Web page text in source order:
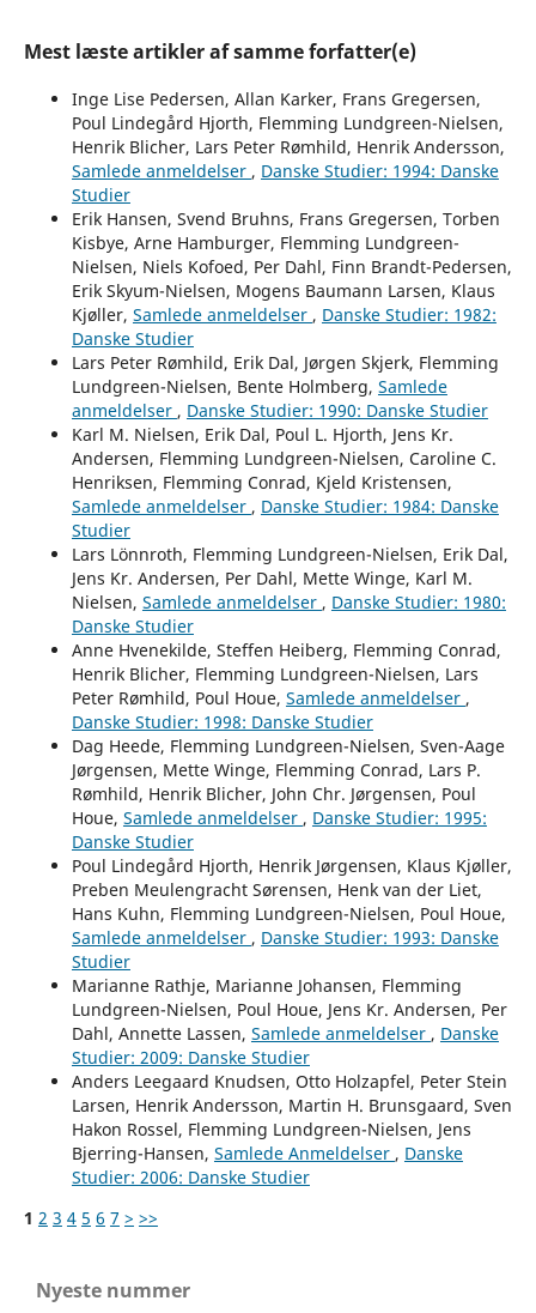
Mest læste artikler af samme forfatter(e)
Inge Lise Pedersen, Allan Karker, Frans Gregersen,
Poul Lindegård Hjorth, Flemming Lundgreen-Nielsen,
Henrik Blicher, Lars Peter Rømhild, Henrik Andersson,
Samlede anmeldelser , Danske Studier: 1994: Danske
Studier
Erik Hansen, Svend Bruhns, Frans Gregersen, Torben
Kisbye, Arne Hamburger, Flemming Lundgreen-
Nielsen, Niels Kofoed, Per Dahl, Finn Brandt-Pedersen,
Erik Skyum-Nielsen, Mogens Baumann Larsen, Klaus
Kjøller, Samlede anmeldelser , Danske Studier: 1982:
Danske Studier
Lars Peter Rømhild, Erik Dal, Jørgen Skjerk, Flemming
Lundgreen-Nielsen, Bente Holmberg, Samlede
anmeldelser , Danske Studier: 1990: Danske Studier
Karl M. Nielsen, Erik Dal, Poul L. Hjorth, Jens Kr.
Andersen, Flemming Lundgreen-Nielsen, Caroline C.
Henriksen, Flemming Conrad, Kjeld Kristensen,
Samlede anmeldelser , Danske Studier: 1984: Danske
Studier
Lars Lönnroth, Flemming Lundgreen-Nielsen, Erik Dal,
Jens Kr. Andersen, Per Dahl, Mette Winge, Karl M.
Nielsen, Samlede anmeldelser , Danske Studier: 1980:
Danske Studier
Anne Hvenekilde, Steffen Heiberg, Flemming Conrad,
Henrik Blicher, Flemming Lundgreen-Nielsen, Lars
Peter Rømhild, Poul Houe, Samlede anmeldelser ,
Danske Studier: 1998: Danske Studier
Dag Heede, Flemming Lundgreen-Nielsen, Sven-Aage
Jørgensen, Mette Winge, Flemming Conrad, Lars P.
Rømhild, Henrik Blicher, John Chr. Jørgensen, Poul
Houe, Samlede anmeldelser , Danske Studier: 1995:
Danske Studier
Poul Lindegård Hjorth, Henrik Jørgensen, Klaus Kjøller,
Preben Meulengracht Sørensen, Henk van der Liet,
Hans Kuhn, Flemming Lundgreen-Nielsen, Poul Houe,
Samlede anmeldelser , Danske Studier: 1993: Danske
Studier
Marianne Rathje, Marianne Johansen, Flemming
Lundgreen-Nielsen, Poul Houe, Jens Kr. Andersen, Per
Dahl, Annette Lassen, Samlede anmeldelser , Danske
Studier: 2009: Danske Studier
Anders Leegaard Knudsen, Otto Holzapfel, Peter Stein
Larsen, Henrik Andersson, Martin H. Brunsgaard, Sven
Hakon Rossel, Flemming Lundgreen-Nielsen, Jens
Bjerring-Hansen, Samlede Anmeldelser , Danske
Studier: 2006: Danske Studier
1 2 3 4 5 6 7 > >>
Nyeste nummer